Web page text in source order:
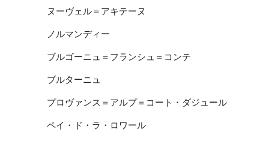
ヌーヴェル＝アキテーヌ
ノルマンディー
ブルゴーニュ＝フランシュ＝コンテ
ブルターニュ
プロヴァンス＝アルプ＝コート・ダジュール
ペイ・ド・ラ・ロワール